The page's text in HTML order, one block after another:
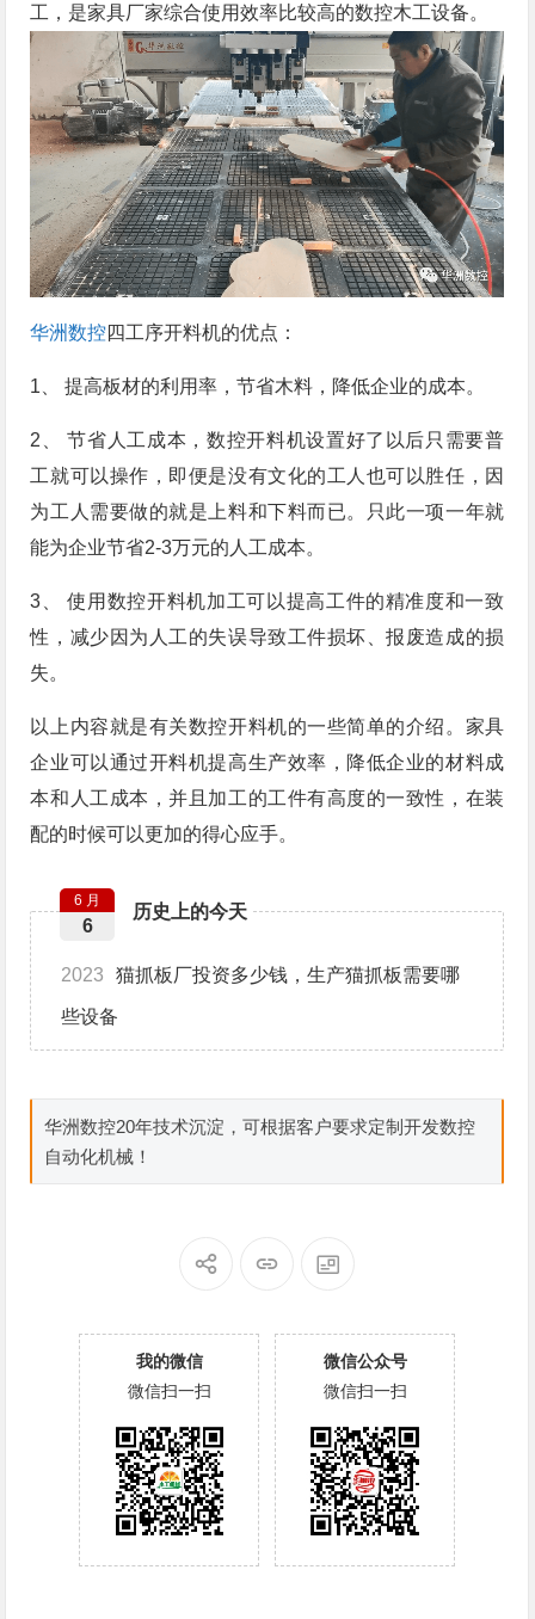
工，是家具厂家综合使用效率比较高的数控木工设备。
华洲数控四工序开料机的优点：
1、 提高板材的利用率，节省木料，降低企业的成本。
2、 节省人工成本，数控开料机设置好了以后只需要普
工就可以操作，即便是没有文化的工人也可以胜任，因
为工人需要做的就是上料和下料而已。只此一项一年就
能为企业节省2-3万元的人工成本。
3、 使用数控开料机加工可以提高工件的精准度和一致
性，减少因为人工的失误导致工件损坏、报废造成的损
失。
以上内容就是有关数控开料机的一些简单的介绍。家具
企业可以通过开料机提高生产效率，降低企业的材料成
本和人工成本，并且加工的工件有高度的一致性，在装
配的时候可以更加的得心应手。
历史上的今天
6 月
6
2023 猫抓板厂投资多少钱，生产猫抓板需要哪
些设备
华洲数控20年技术沉淀，可根据客户要求定制开发数控
自动化机械！
我的微信
微信扫一扫
微信公众号
微信扫一扫